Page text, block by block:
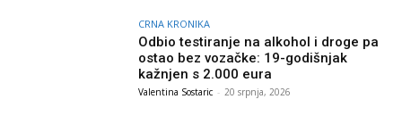
CRNA KRONIKA
Odbio testiranje na alkohol i droge pa
ostao bez vozačke: 19-godišnjak
kažnjen s 2.000 eura
Valentina Sostaric - 20 srpnja, 2026